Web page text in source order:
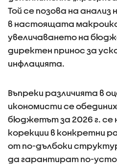
Той се позова на
в настоящата
увеличаването на
директен принос за
инфлацията.
Въпреки различията в
икономисти се
бюджетът за 2026 г.
корекции в конкретни
от по-дълбоки
да гарантират по-